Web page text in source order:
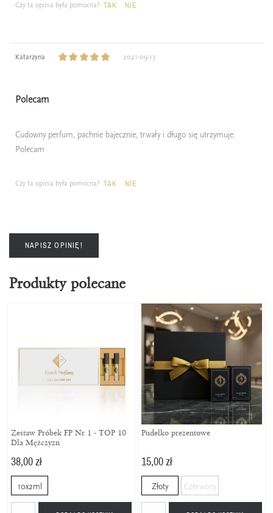
Czy ta opinia była pomocna? TAK NIE
Katarzyna 2021-09-13
Polecam
Cudowny perfum, pachnie bajecznie, trwały i długo się utrzymuje.
Polecam
Czy ta opinia była pomocna? TAK NIE
NAPISZ OPINIĘ!
Produkty polecane
Zestaw Próbek FP Nr 1 - TOP 10
Dla Mężczyzn
38,00 zł
10x2ml
Pudełko prezentowe
15,00 zł
Złoty Czerwony